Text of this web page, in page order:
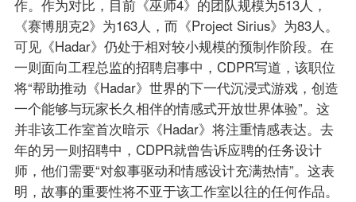
作。作为对比，目前《巫师4》的团队规模为513人，
《赛博朋克2》为163人，而《Project Sirius》为83人。
可见《Hadar》仍处于相对较小规模的预制作阶段。在
一则面向工程总监的招聘启事中，CDPR写道，该职位
将“帮助推动《Hadar》世界的下一代沉浸式游戏，创造
一个能够与玩家长久相伴的情感式开放世界体验”。这
并非该工作室首次暗示《Hadar》将注重情感表达。去
年的另一则招聘中，CDPR就曾告诉应聘的任务设计
师，他们需要“对叙事驱动和情感设计充满热情”。这表
明，故事的重要性将不亚于该工作室以往的任何作品。